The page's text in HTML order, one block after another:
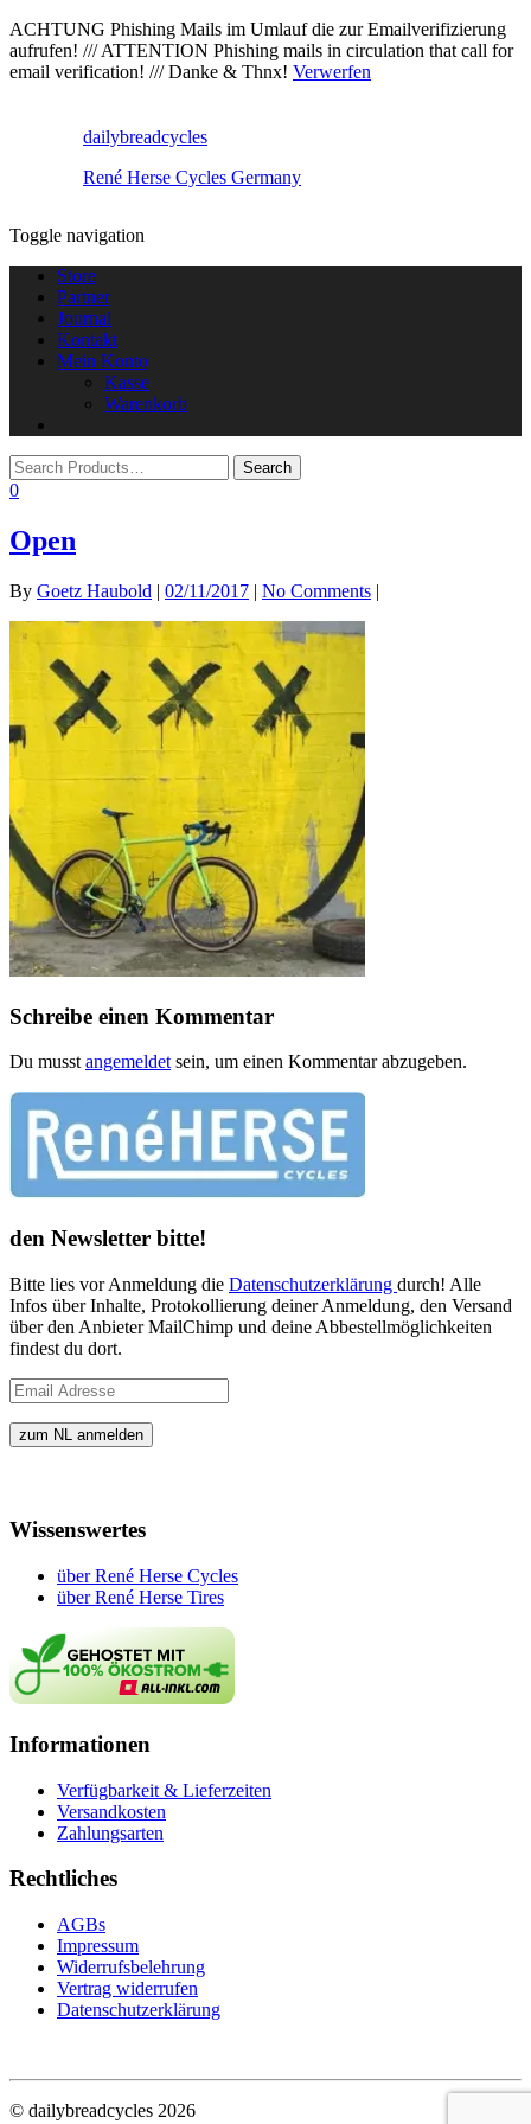
ACHTUNG Phishing Mails im Umlauf die zur Emailverifizierung
aufrufen! /// ATTENTION Phishing mails in circulation that call for
email verification! /// Danke & Thnx! Verwerfen
dailybreadcycles
René Herse Cycles Germany
Toggle navigation
Store
Partner
Journal
Kontakt
Mein Konto
Kasse
Warenkorb
0
Open
By Goetz Haubold | 02/11/2017 | No Comments |
Schreibe einen Kommentar
Du musst angemeldet sein, um einen Kommentar abzugeben.
den Newsletter bitte!
Bitte lies vor Anmeldung die Datenschutzerklärung durch! Alle
Infos über Inhalte, Protokollierung deiner Anmeldung, den Versand
über den Anbieter MailChimp und deine Abbestellmöglichkeiten
findest du dort.
Wissenswertes
über René Herse Cycles
über René Herse Tires
Informationen
Verfügbarkeit & Lieferzeiten
Versandkosten
Zahlungsarten
Rechtliches
AGBs
Impressum
Widerrufsbelehrung
Vertrag widerrufen
Datenschutzerklärung
© dailybreadcycles 2026